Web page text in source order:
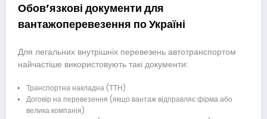
Обов’язкові документи для
вантажоперевезення по Україні
Для легальних внутрішніх перевезень автотранспортом
найчастіше використовують такі документи:
Транспортна накладна (ТТН)
Договір на перевезення (якщо вантаж відправляє фірма або
велика компанія)